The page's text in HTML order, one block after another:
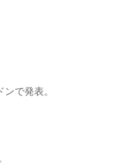
で発表。